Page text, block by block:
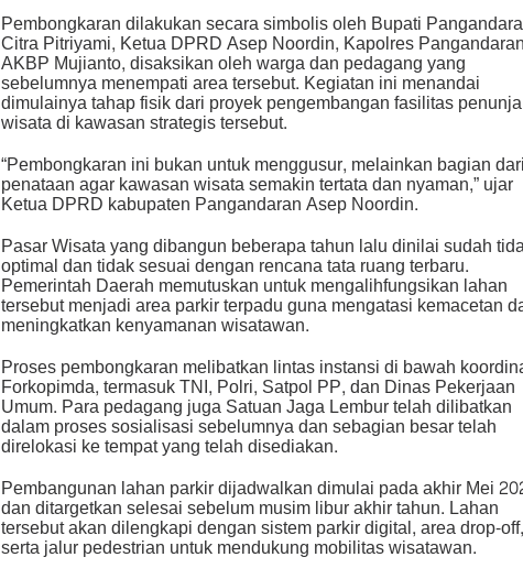
Pembongkaran dilakukan secara simbolis oleh Bupati
Citra Pitriyami, Ketua DPRD Asep Noordin, Kapolres
AKBP Mujianto, disaksikan oleh warga dan pedagang yang
sebelumnya menempati area tersebut. Kegiatan ini menandai
dimulainya tahap fisik dari proyek pengembangan fasilitas
wisata di kawasan strategis tersebut.
“Pembongkaran ini bukan untuk menggusur, melainkan bagian
penataan agar kawasan wisata semakin tertata dan nyaman,” ujar
Ketua DPRD kabupaten Pangandaran Asep Noordin.
Pasar Wisata yang dibangun beberapa tahun lalu dinilai sudah
optimal dan tidak sesuai dengan rencana tata ruang terbaru.
Pemerintah Daerah memutuskan untuk mengalihfungsikan lahan
tersebut menjadi area parkir terpadu guna mengatasi kemacetan
meningkatkan kenyamanan wisatawan.
Proses pembongkaran melibatkan lintas instansi di bawah
Forkopimda, termasuk TNI, Polri, Satpol PP, dan Dinas Pekerjaan
Umum. Para pedagang juga Satuan Jaga Lembur telah dilibatkan
dalam proses sosialisasi sebelumnya dan sebagian besar telah
direlokasi ke tempat yang telah disediakan.
Pembangunan lahan parkir dijadwalkan dimulai pada akhir Mei
dan ditargetkan selesai sebelum musim libur akhir tahun. Lahan
tersebut akan dilengkapi dengan sistem parkir digital, area drop-off,
serta jalur pedestrian untuk mendukung mobilitas wisatawan.